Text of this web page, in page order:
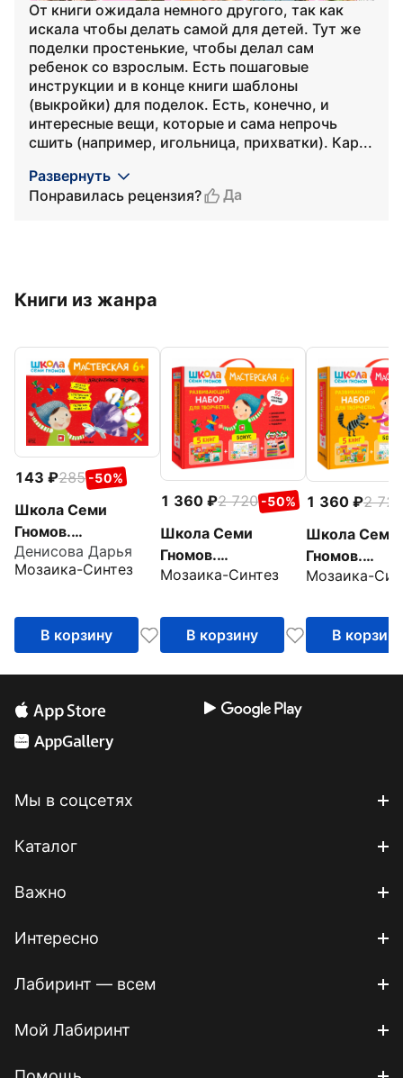
От книги ожидала немного другого, так как
искала чтобы делать самой для детей. Тут же
поделки простенькие, чтобы делал сам
ребенок со взрослым. Есть пошаговые
инструкции и в конце книги шаблоны
(выкройки) для поделок. Есть, конечно, и
интересные вещи, которые и сама непрочь
сшить (например, игольница, прихватки). Кар...
Развернуть
Понравилась рецензия?
Да
Книги из жанра
143 285 -50%
Школа Семи
Гномов.
Мастерская.
Декоративное
Денисова Дарья
Мозаика-Синтез
В корзину
1 360 2 720 -50%
Школа Семи
Гномов.
Мастерская.
набор для
творчества 6+, 5
Мозаика-Синтез
В корзину
1 360
2 720
Школа Семи
Гномов.
Мастерская.
набор для
творчества
Мозаика-
В корзину
Мы в соцсетях
Каталог
Важно
Интересно
Лабиринт — всем
Мой Лабиринт